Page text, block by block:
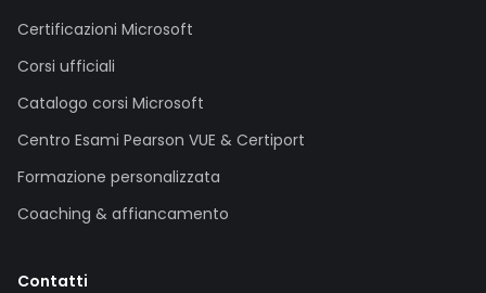
Certificazioni Microsoft
Corsi ufficiali
Catalogo corsi Microsoft
Centro Esami Pearson VUE & Certiport
Formazione personalizzata
Coaching & affiancamento
Contatti